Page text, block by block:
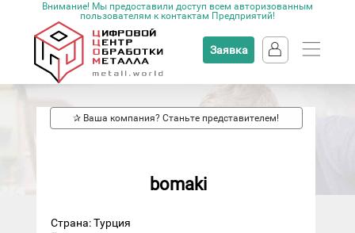
Внимание! Мы предоставили доступ всем авторизованным
пользователям к контактам Предприятий!
Заявка
✰ Ваша компания? Станьте представителем!
bomaki
Страна: Турция